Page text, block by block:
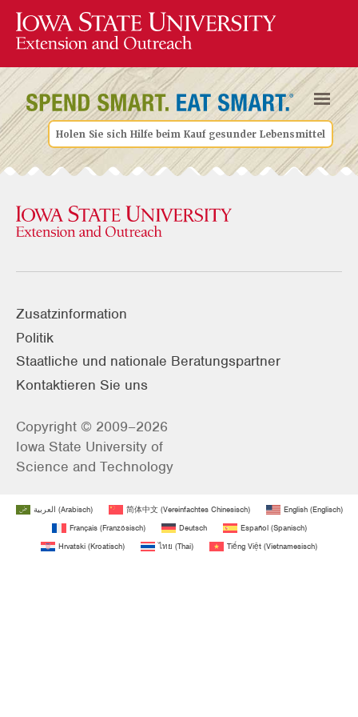
Holen Sie sich Hilfe beim Kauf gesunder Lebensmittel
Zusatzinformation
Politik
Staatliche und nationale Beratungspartner
Kontaktieren Sie uns
Copyright © 2009–2026
Iowa State University of
Science and Technology
العربية (Arabisch) 简体中文(Vereinfachtes Chinesisch) English(Englisch)
Français(Französisch) Deutsch Español(Spanisch)
Hrvatski (Kroatisch) ไทย (Thai) Tiếng Việt (Vietnamesisch)